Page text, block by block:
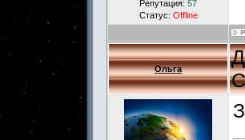
Репутация: 57
Статус: Offline
Ольга